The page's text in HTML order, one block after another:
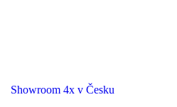
Showroom 4x v Česku